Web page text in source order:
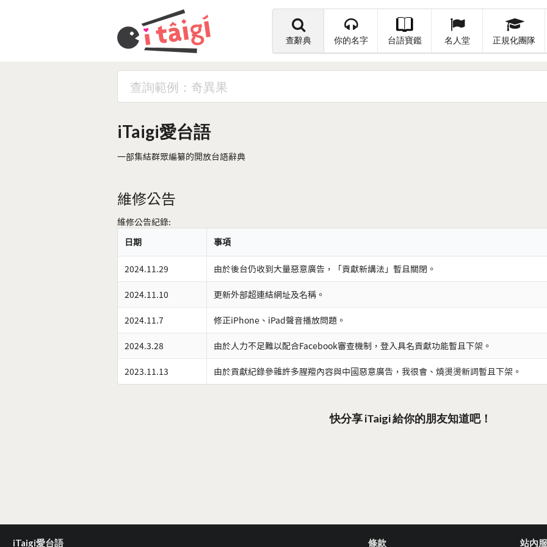
查辭典 你的名字 台語寶鑑 名人堂 正規化團隊
iTaigi愛台語
一部集結群眾編纂的開放台語辭典
維修公告
維修公告紀錄:
日期
事項
2024.11.29 由於後台仍收到大量惡意廣告，「貢獻新講法」暫且關閉。
2024.11.10 更新外部超連結網址及名稱。
2024.11.7 修正iPhone、iPad聲音播放問題。
2024.3.28 由於人力不足難以配合Facebook審查機制，登入具名貢獻功能暫且下架。
2023.11.13 由於貢獻紀錄參雜許多腥羶內容與中國惡意廣告，我很會、燒燙燙新詞暫且下架。
快分享 iTaigi 給你的朋友知道吧！
iTaigi愛台語 條款 站內